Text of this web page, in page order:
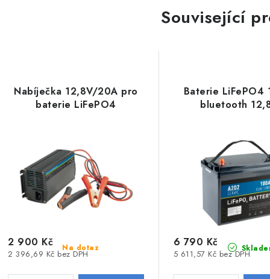
Související
Nabíječka 12,8V/20A pro
baterie LiFePO4
Na dotaz
2 396,69 Kč bez DPH
2 900 Kč
Baterie LiFePO4
bluetooth
5 611,57 Kč bez DPH
6 790 Kč